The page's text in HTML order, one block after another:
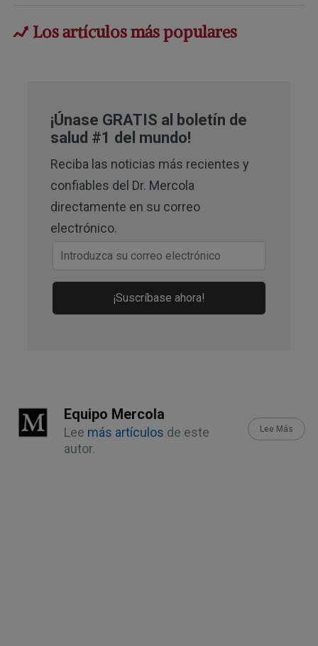
3 GrassrootsHealth March 10, 2020
Los artículos más populares
¡Únase GRATIS al boletín de
salud #1 del mundo!
Reciba las noticias más recientes y
confiables del Dr. Mercola
directamente en su correo
electrónico.
¡Suscríbase ahora!
Equipo Mercola
Lee más artículos de este
autor.
Lee Más